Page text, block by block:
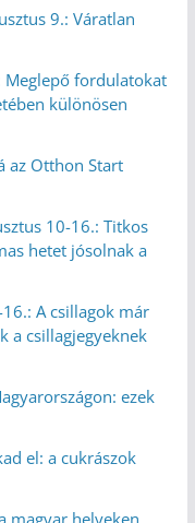
9.: Váratlan
Meglepő fordulatokat
különösen
az Otthon Start
10-16.: Titkos
hetet jósolnak a
A csillagok már
a csillagjegyeknek
ezek
el: a cukrászok